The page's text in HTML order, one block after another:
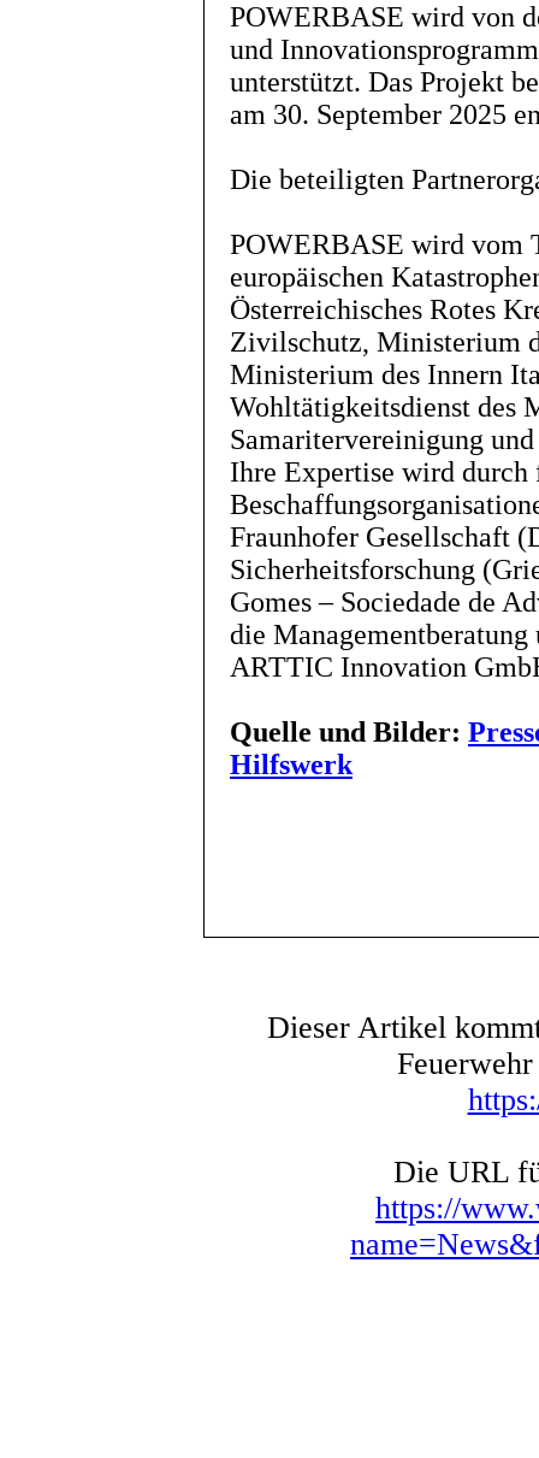
POWERBASE wird von
und
unterstützt. Das Projekt
am 30. September 2025
Die beteiligten
POWERBASE wird vom
europäischen
Österreichisches Rotes
Zivilschutz, Ministerium
Ministerium des Innern
Wohltätigkeitsdienst des
Samaritervereinigung
Ihre Expertise wird durch
Fraunhofer Gesellschaft
Sicherheitsforschung
Gomes – Sociedade de
die
ARTTIC Innovation
Quelle und Bilder:
Hilfswerk
Dieser Artikel
Die URL
https://